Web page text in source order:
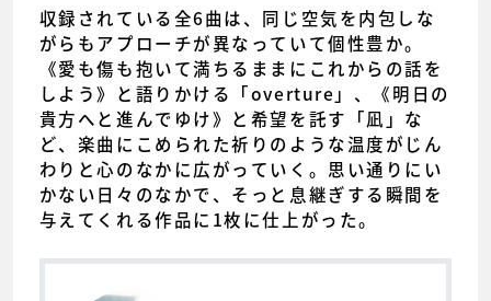
収録されている全6曲は、同じ空気を内包しな
がらもアプローチが異なっていて個性豊か。
《愛も傷も抱いて満ちるままにこれからの話を
しよう》と語りかける「overture」、《明日の
貴方へと進んでゆけ》と希望を託す「凪」な
ど、楽曲にこめられた祈りのような温度がじん
わりと心のなかに広がっていく。思い通りにい
かない日々のなかで、そっと息継ぎする瞬間を
与えてくれる作品に1枚に仕上がった。